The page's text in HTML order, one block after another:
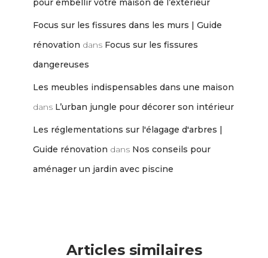
pour embellir votre maison de l’extérieur
Focus sur les fissures dans les murs | Guide
rénovation dans Focus sur les fissures
dangereuses
Les meubles indispensables dans une maison
dans L’urban jungle pour décorer son intérieur
Les réglementations sur l'élagage d'arbres |
Guide rénovation dans Nos conseils pour
aménager un jardin avec piscine
Articles similaires